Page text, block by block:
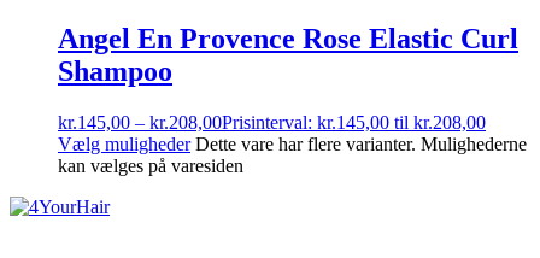
Angel En Provence Rose Elastic Curl
Shampoo
kr.145,00 – kr.208,00Prisinterval: kr.145,00 til kr.208,00
Vælg muligheder Dette vare har flere varianter. Mulighederne
kan vælges på varesiden